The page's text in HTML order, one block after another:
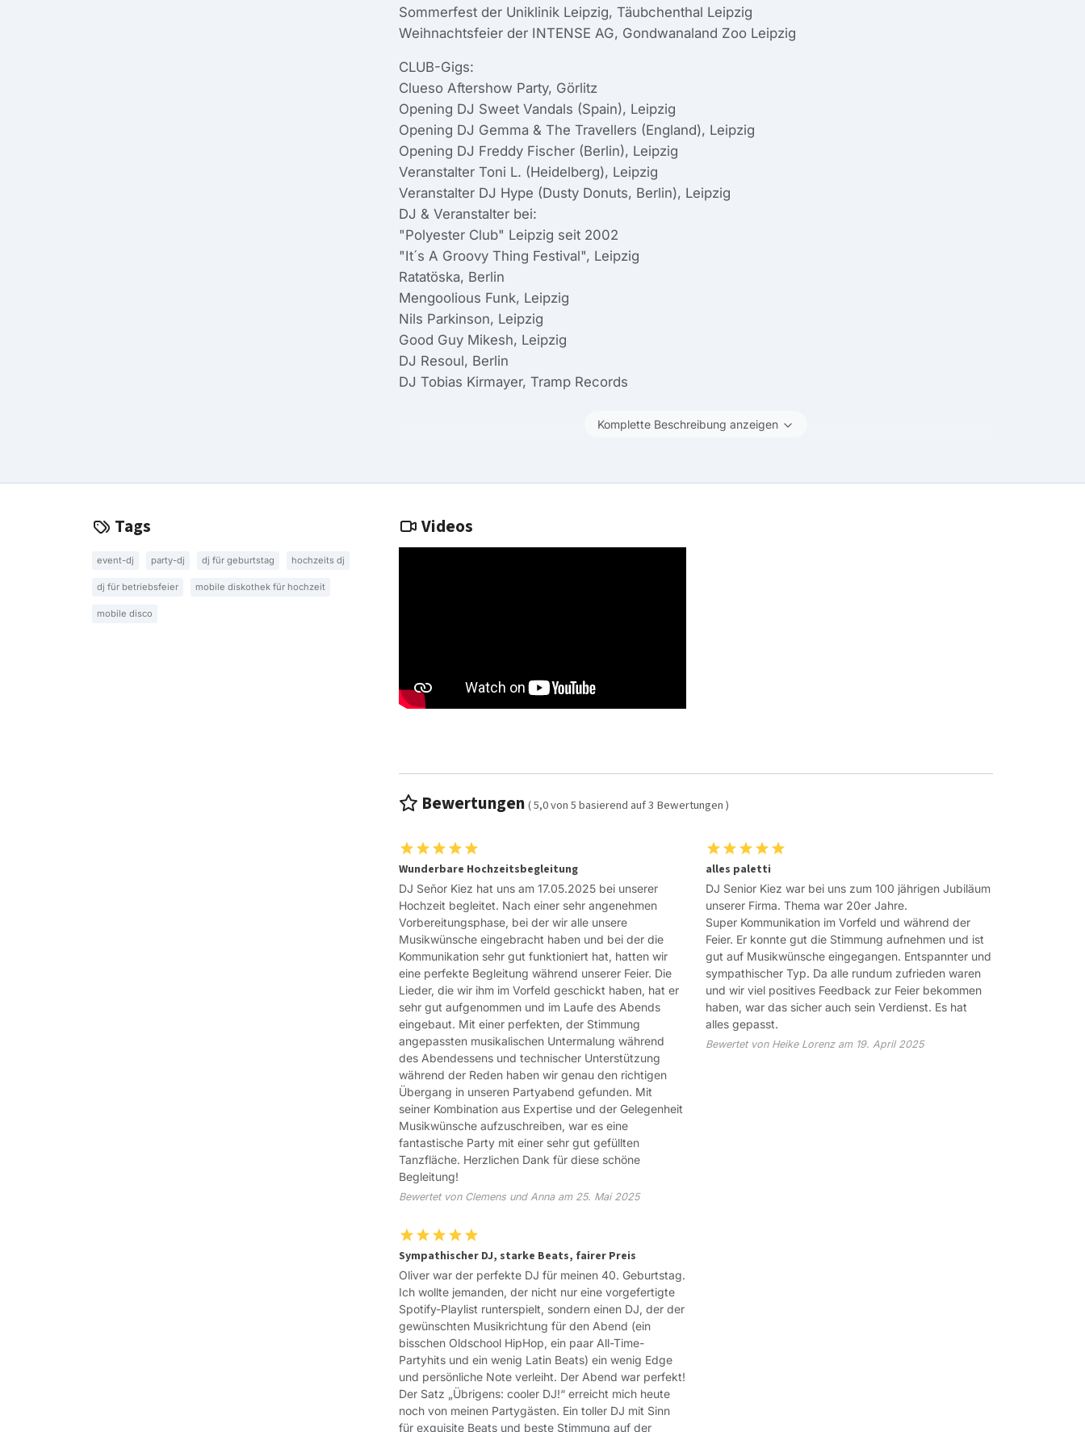
Sommerfest der Uniklinik Leipzig, Täubchenthal Leipzig
Weihnachtsfeier der INTENSE AG, Gondwanaland Zoo Leipzig
CLUB-Gigs:
Clueso Aftershow Party, Görlitz
Opening DJ Sweet Vandals (Spain), Leipzig
Opening DJ Gemma & The Travellers (England), Leipzig
Opening DJ Freddy Fischer (Berlin), Leipzig
Veranstalter Toni L. (Heidelberg), Leipzig
Veranstalter DJ Hype (Dusty Donuts, Berlin), Leipzig
DJ & Veranstalter bei:
"Polyester Club" Leipzig seit 2002
"It´s A Groovy Thing Festival", Leipzig
Ratatöska, Berlin
Mengoolious Funk, Leipzig
Nils Parkinson, Leipzig
Good Guy Mikesh, Leipzig
DJ Resoul, Berlin
DJ Tobias Kirmayer, Tramp Records
Komplette Beschreibung anzeigen
Tags
event-dj party-dj dj für geburtstag hochzeits dj
dj für betriebsfeier mobile diskothek für hochzeit
mobile disco
Videos
Bewertungen(5,0von5basierend auf3 Bewertungen )
Wunderbare Hochzeitsbegleitung
DJ Señor Kiez hat uns am 17.05.2025 bei unserer
Hochzeit begleitet. Nach einer sehr angenehmen
Vorbereitungsphase, bei der wir alle unsere
Musikwünsche eingebracht haben und bei der die
Kommunikation sehr gut funktioniert hat, hatten wir
eine perfekte Begleitung während unserer Feier. Die
Lieder, die wir ihm im Vorfeld geschickt haben, hat er
sehr gut aufgenommen und im Laufe des Abends
eingebaut. Mit einer perfekten, der Stimmung
angepassten musikalischen Untermalung während
des Abendessens und technischer Unterstützung
während der Reden haben wir genau den richtigen
Übergang in unseren Partyabend gefunden. Mit
seiner Kombination aus Expertise und der Gelegenheit
Musikwünsche aufzuschreiben, war es eine
fantastische Party mit einer sehr gut gefüllten
Tanzfläche. Herzlichen Dank für diese schöne
Begleitung!
Bewertet von Clemens und Anna am 25. Mai 2025
alles paletti
DJ Senior Kiez war bei uns zum 100 jährigen Jubiläum
unserer Firma. Thema war 20er Jahre.
Super Kommunikation im Vorfeld und während der
Feier. Er konnte gut die Stimmung aufnehmen und ist
gut auf Musikwünsche eingegangen. Entspannter und
sympathischer Typ. Da alle rundum zufrieden waren
und wir viel positives Feedback zur Feier bekommen
haben, war das sicher auch sein Verdienst. Es hat
alles gepasst.
Bewertet von Heike Lorenz am 19. April 2025
Sympathischer DJ, starke Beats, fairer Preis
Oliver war der perfekte DJ für meinen 40. Geburtstag.
Ich wollte jemanden, der nicht nur eine vorgefertigte
Spotify-Playlist runterspielt, sondern einen DJ, der der
gewünschten Musikrichtung für den Abend (ein
bisschen Oldschool HipHop, ein paar All-Time-
Partyhits und ein wenig Latin Beats) ein wenig Edge
und persönliche Note verleiht. Der Abend war perfekt!
Der Satz „Übrigens: cooler DJ!“ erreicht mich heute
noch von meinen Partygästen. Ein toller DJ mit Sinn
für exquisite Beats und beste Stimmung auf der